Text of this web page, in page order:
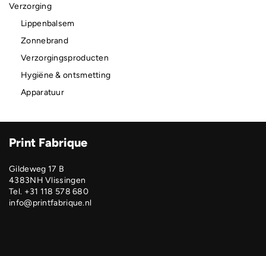
Verzorging
Lippenbalsem
Zonnebrand
Verzorgingsproducten
Hygiëne & ontsmetting
Apparatuur
Print Fabrique
Gildeweg 17 B
4383NH Vlissingen
Tel. +31 118 578 680
info@printfabrique.nl